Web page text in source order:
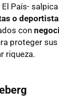
El País-
o
con
proteger sus
riqueza.